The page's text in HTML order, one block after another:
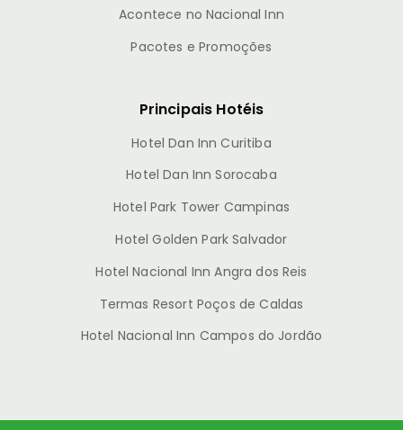
Acontece no Nacional Inn
Pacotes e Promoções
Principais Hotéis
Hotel Dan Inn Curitiba
Hotel Dan Inn Sorocaba
Hotel Park Tower Campinas
Hotel Golden Park Salvador
Hotel Nacional Inn Angra dos Reis
Termas Resort Poços de Caldas
Hotel Nacional Inn Campos do Jordão